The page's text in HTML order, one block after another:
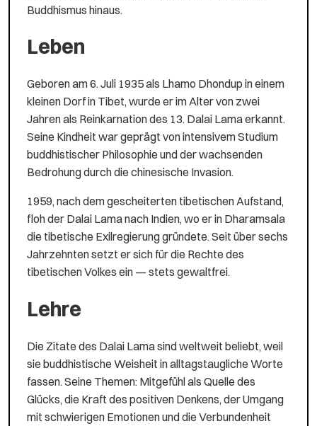
Buddhismus hinaus.
Leben
Geboren am 6. Juli 1935 als Lhamo Dhondup in einem
kleinen Dorf in Tibet, wurde er im Alter von zwei
Jahren als Reinkarnation des 13. Dalai Lama erkannt.
Seine Kindheit war geprägt von intensivem Studium
buddhistischer Philosophie und der wachsenden
Bedrohung durch die chinesische Invasion.
1959, nach dem gescheiterten tibetischen Aufstand,
floh der Dalai Lama nach Indien, wo er in Dharamsala
die tibetische Exilregierung gründete. Seit über sechs
Jahrzehnten setzt er sich für die Rechte des
tibetischen Volkes ein — stets gewaltfrei.
Lehre
Die Zitate des Dalai Lama sind weltweit beliebt, weil
sie buddhistische Weisheit in alltagstaugliche Worte
fassen. Seine Themen: Mitgefühl als Quelle des
Glücks, die Kraft des positiven Denkens, der Umgang
mit schwierigen Emotionen und die Verbundenheit